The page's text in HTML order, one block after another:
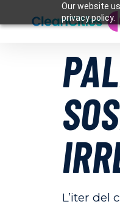
Our website
privacy policy.
L’iter del